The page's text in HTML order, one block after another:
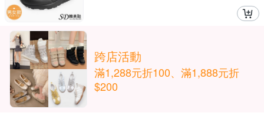
跨店活動
滿1,288元折100、滿1,888元折
$200